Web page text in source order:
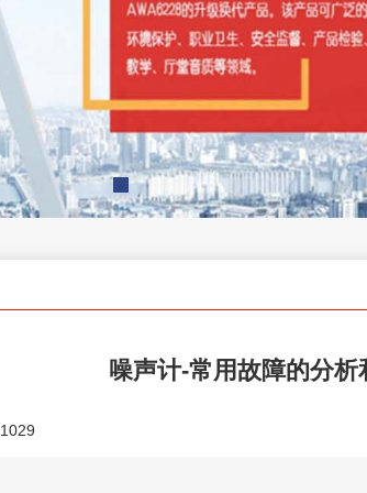
噪声计-常用故障的分析
1029